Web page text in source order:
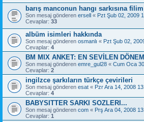
barış manconun hangı sarkısına
Son mesaj gönderen ersell « Pzt Şub 02, 2009
Cevaplar: 33
albüm isimleri hakkında
Son mesaj gönderen osmanlı « Pzt Şub 02,
Cevaplar: 4
BM MIX ANKET: EN SEVİLEN
Son mesaj gönderen emre_gul28 « Cum Oca
Cevaplar: 2
ingilzce şarkıların türkçe çevirileri
Son mesaj gönderen esat « Pzr Ara 14, 2008
Cevaplar: 4
BABYSITTER SARKI SOZLERI...
Son mesaj gönderen com « Prş Ara 04, 2008
Cevaplar: 1